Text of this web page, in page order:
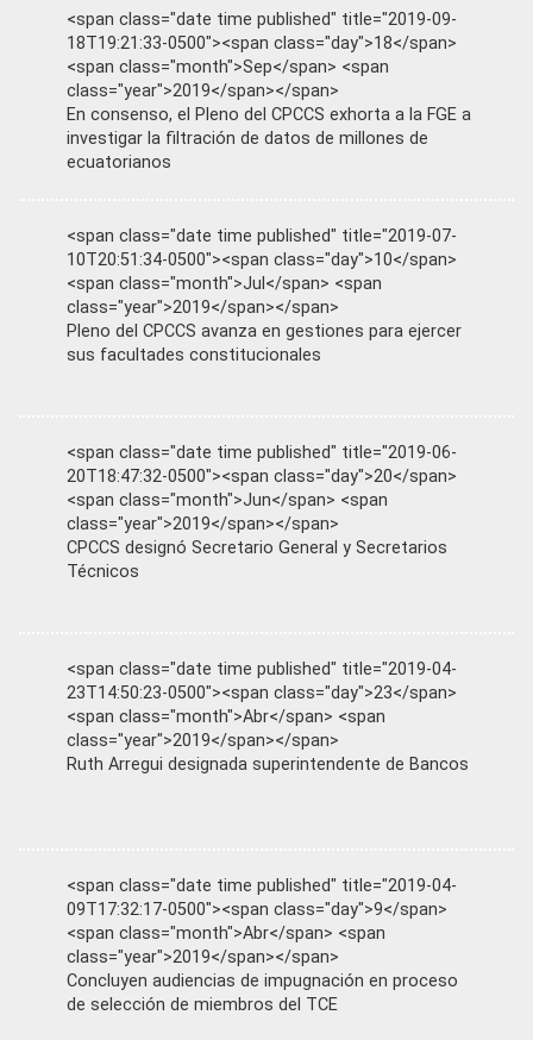
<span class="date time published" title="2019-09-
18T19:21:33-0500"><span class="day">18</span>
<span class="month">Sep</span> <span
class="year">2019</span></span>
En consenso, el Pleno del CPCCS exhorta a la FGE a
investigar la filtración de datos de millones de
ecuatorianos
<span class="date time published" title="2019-07-
10T20:51:34-0500"><span class="day">10</span>
<span class="month">Jul</span> <span
class="year">2019</span></span>
Pleno del CPCCS avanza en gestiones para ejercer
sus facultades constitucionales
<span class="date time published" title="2019-06-
20T18:47:32-0500"><span class="day">20</span>
<span class="month">Jun</span> <span
class="year">2019</span></span>
CPCCS designó Secretario General y Secretarios
Técnicos
<span class="date time published" title="2019-04-
23T14:50:23-0500"><span class="day">23</span>
<span class="month">Abr</span> <span
class="year">2019</span></span>
Ruth Arregui designada superintendente de Bancos
<span class="date time published" title="2019-04-
09T17:32:17-0500"><span class="day">9</span>
<span class="month">Abr</span> <span
class="year">2019</span></span>
Concluyen audiencias de impugnación en proceso
de selección de miembros del TCE